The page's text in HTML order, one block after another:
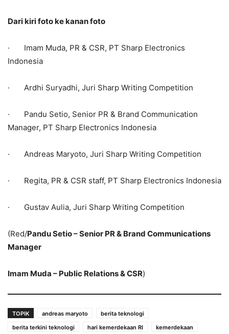
Dari kiri foto ke kanan foto
· Imam Muda, PR & CSR, PT Sharp Electronics
Indonesia
· Ardhi Suryadhi, Juri Sharp Writing Competition
· Pandu Setio, Senior PR & Brand Communication
Manager, PT Sharp Electronics Indonesia
· Andreas Maryoto, Juri Sharp Writing Competition
· Regita, PR & CSR staff, PT Sharp Electronics Indonesia
· Gustav Aulia, Juri Sharp Writing Competition
(Red/Pandu Setio – Senior PR & Brand Communications
Manager
Imam Muda – Public Relations & CSR)
TOPIK andreas maryoto
berita teknologi
berita terkini teknologi
hari kemerdekaan RI
kemerdekaan